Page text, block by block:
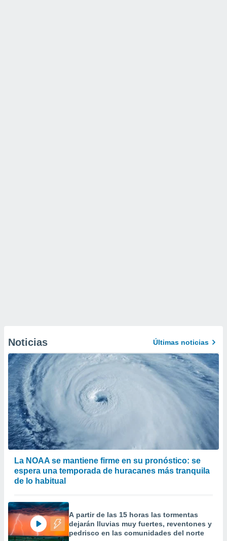
Noticias Últimas noticias
La NOAA se mantiene firme en su pronóstico: se
espera una temporada de huracanes más tranquila
de lo habitual
A partir de las 15 horas las tormentas
dejarán lluvias muy fuertes, reventones y
pedrisco en las comunidades del norte